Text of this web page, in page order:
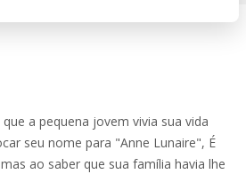
a pequena jovem vivia sua vida
seu nome para "Anne Lunaire", É
ao saber que sua família havia lhe